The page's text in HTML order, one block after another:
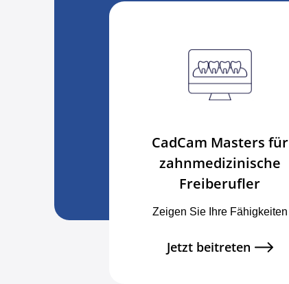
CadCam Masters für
zahnmedizinische
Freiberufler
Zeigen Sie Ihre Fähigkeiten
Jetzt beitreten